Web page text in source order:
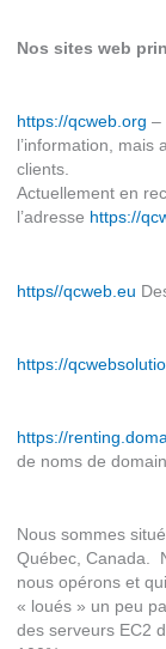
Nos sites web
https://qcweb.org –
l’information,
clients.
Actuellement en
l’adresse https://
https//qcweb.eu
https://
https://
de noms de
Nous sommes
Québec, Canada.
nous opérons et
« loués » un peu
des serveurs EC2